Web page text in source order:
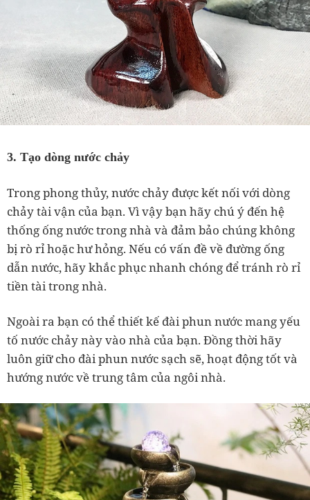
3. Tạo dòng nước chảy
Trong phong thủy, nước chảy được kết nối với dòng
chảy tài vận của bạn. Vì vậy bạn hãy chú ý đến hệ
thống ống nước trong nhà và đảm bảo chúng không
bị rò rỉ hoặc hư hỏng. Nếu có vấn đề về đường ống
dẫn nước, hãy khắc phục nhanh chóng để tránh rò rỉ
tiền tài trong nhà.
Ngoài ra bạn có thể thiết kế đài phun nước mang yếu
tố nước chảy này vào nhà của bạn. Đồng thời hãy
luôn giữ cho đài phun nước sạch sẽ, hoạt động tốt và
hướng nước về trung tâm của ngôi nhà.